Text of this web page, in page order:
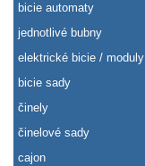
bicie automaty
jednotlivé bubny
elektrické bicie / moduly
bicie sady
činely
činelové sady
cajon